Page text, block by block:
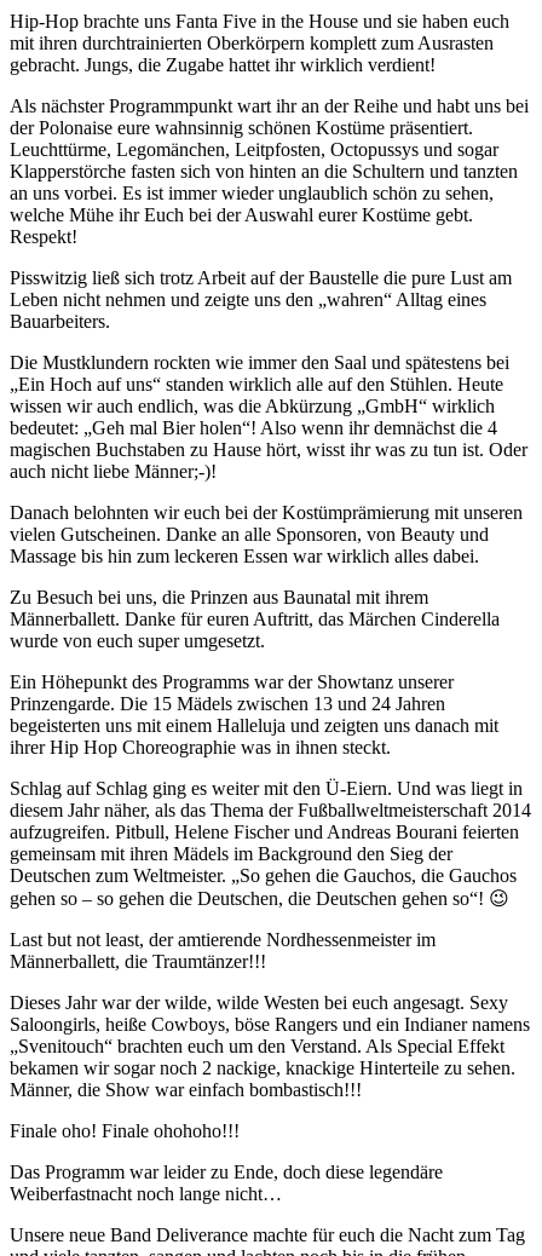
Hip-Hop brachte uns Fanta Five in the House und sie haben euch
mit ihren durchtrainierten Oberkörpern komplett zum Ausrasten
gebracht. Jungs, die Zugabe hattet ihr wirklich verdient!
Als nächster Programmpunkt wart ihr an der Reihe und habt uns bei
der Polonaise eure wahnsinnig schönen Kostüme präsentiert.
Leuchttürme, Legomänchen, Leitpfosten, Octopussys und sogar
Klapperstörche fasten sich von hinten an die Schultern und tanzten
an uns vorbei. Es ist immer wieder unglaublich schön zu sehen,
welche Mühe ihr Euch bei der Auswahl eurer Kostüme gebt.
Respekt!
Pisswitzig ließ sich trotz Arbeit auf der Baustelle die pure Lust am
Leben nicht nehmen und zeigte uns den „wahren“ Alltag eines
Bauarbeiters.
Die Mustklundern rockten wie immer den Saal und spätestens bei
„Ein Hoch auf uns“ standen wirklich alle auf den Stühlen. Heute
wissen wir auch endlich, was die Abkürzung „GmbH“ wirklich
bedeutet: „Geh mal Bier holen“! Also wenn ihr demnächst die 4
magischen Buchstaben zu Hause hört, wisst ihr was zu tun ist. Oder
auch nicht liebe Männer;-)!
Danach belohnten wir euch bei der Kostümprämierung mit unseren
vielen Gutscheinen. Danke an alle Sponsoren, von Beauty und
Massage bis hin zum leckeren Essen war wirklich alles dabei.
Zu Besuch bei uns, die Prinzen aus Baunatal mit ihrem
Männerballett. Danke für euren Auftritt, das Märchen Cinderella
wurde von euch super umgesetzt.
Ein Höhepunkt des Programms war der Showtanz unserer
Prinzengarde. Die 15 Mädels zwischen 13 und 24 Jahren
begeisterten uns mit einem Halleluja und zeigten uns danach mit
ihrer Hip Hop Choreographie was in ihnen steckt.
Schlag auf Schlag ging es weiter mit den Ü-Eiern. Und was liegt in
diesem Jahr näher, als das Thema der Fußballweltmeisterschaft 2014
aufzugreifen. Pitbull, Helene Fischer und Andreas Bourani feierten
gemeinsam mit ihren Mädels im Background den Sieg der
Deutschen zum Weltmeister. „So gehen die Gauchos, die Gauchos
gehen so – so gehen die Deutschen, die Deutschen gehen so“! 😉
Last but not least, der amtierende Nordhessenmeister im
Männerballett, die Traumtänzer!!!
Dieses Jahr war der wilde, wilde Westen bei euch angesagt. Sexy
Saloongirls, heiße Cowboys, böse Rangers und ein Indianer namens
„Svenitouch“ brachten euch um den Verstand. Als Special Effekt
bekamen wir sogar noch 2 nackige, knackige Hinterteile zu sehen.
Männer, die Show war einfach bombastisch!!!
Finale oho! Finale ohohoho!!!
Das Programm war leider zu Ende, doch diese legendäre
Weiberfastnacht noch lange nicht…
Unsere neue Band Deliverance machte für euch die Nacht zum Tag